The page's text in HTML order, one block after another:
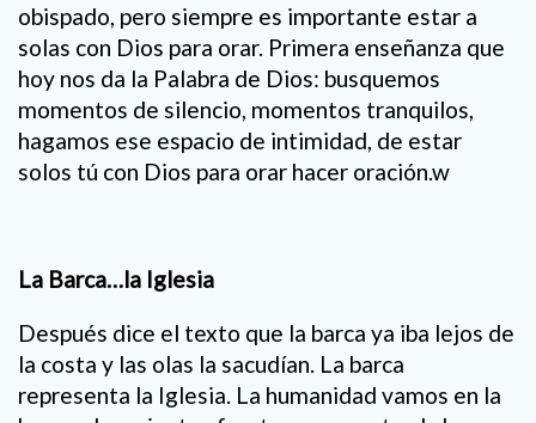
obispado, pero siempre es importante estar a
solas con Dios para orar. Primera enseñanza que
hoy nos da la Palabra de Dios: busquemos
momentos de silencio, momentos tranquilos,
hagamos ese espacio de intimidad, de estar
solos tú con Dios para orar hacer oración.w
La Barca…la Iglesia
Después dice el texto que la barca ya iba lejos de
la costa y las olas la sacudían. La barca
representa la Iglesia. La humanidad vamos en la